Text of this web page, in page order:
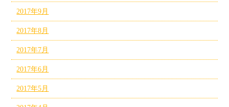
2017年9月
2017年8月
2017年7月
2017年6月
2017年5月